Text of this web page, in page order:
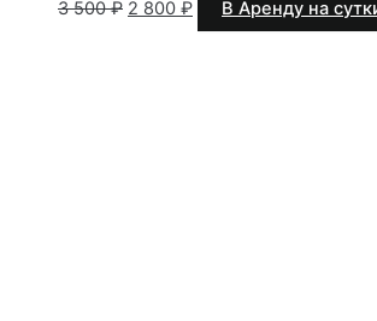
3 500₽ Первоначальная
2 800 ₽Текущая
цена:
В Аренду на